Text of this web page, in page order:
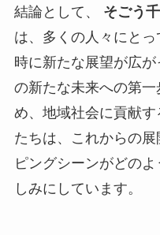
結論として、 そごう
は、多くの人々にと
時に新たな展望が広が
の新たな未来への第
め、地域社会に貢献
たちは、これからの
ピングシーンがどの
しみにしています。